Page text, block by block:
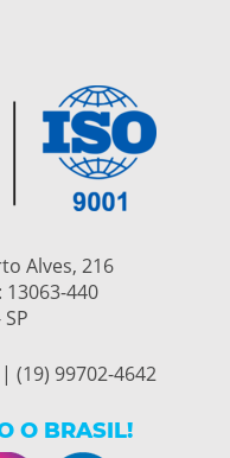
Alves, 216
13063-440
(19) 99702-4642
O BRASIL!